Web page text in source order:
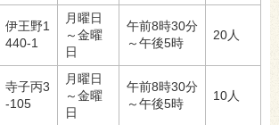
伊王野1
440-1
月曜日
～金曜
日
午前8時30分
～午後5時
20人
寺子丙3
-105
月曜日
～金曜
日
午前8時30分
～午後5時
10人